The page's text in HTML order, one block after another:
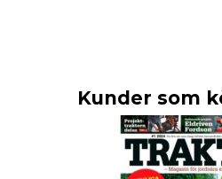
Kunder som